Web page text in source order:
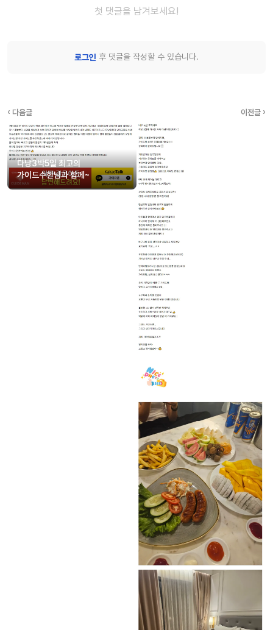
첫 댓글을 남겨보세요!
로그인 후 댓글을 작성할 수 있습니다.
‹ 다음글
다낭3박5일 최고의
가이드수한님과 함께~
이전글 ›